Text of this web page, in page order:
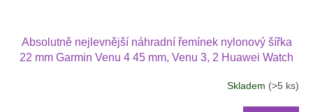
Absolutně nejlevnější náhradní řemínek nylonový šířka
22 mm Garmin Venu 4 45 mm, Venu 3, 2 Huawei Watch
Skladem (>5 ks)